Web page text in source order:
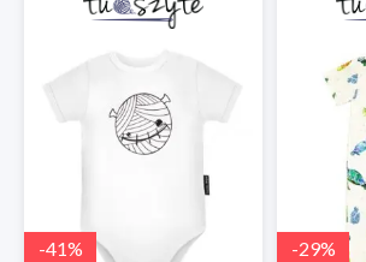
-41% -29%